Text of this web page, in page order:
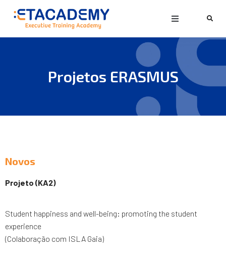
Projetos ERASMUS
Novos
Projeto (KA2)
Student happiness and well-being: promoting the student
experience
(Colaboração com ISLA Gaia)